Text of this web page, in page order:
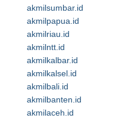
akmilsumbar.id
akmilpapua.id
akmilriau.id
akmilntt.id
akmilkalbar.id
akmilkalsel.id
akmilbali.id
akmilbanten.id
akmilaceh.id